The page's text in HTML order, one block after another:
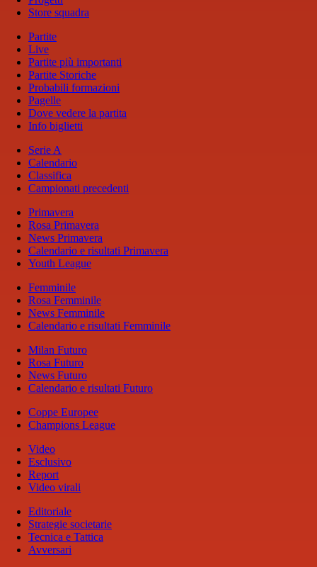
Store squadra
Partite
Live
Partite più importanti
Partite Storiche
Probabili formazioni
Pagelle
Dove vedere la partita
Info biglietti
Serie A
Calendario
Classifica
Campionati precedenti
Primavera
Rosa Primavera
News Primavera
Calendario e risultati Primavera
Youth League
Femminile
Rosa Femminile
News Femminile
Calendario e risultati Femminile
Milan Futuro
Rosa Futuro
News Futuro
Calendario e risultati Futuro
Coppe Europee
Champions League
Video
Esclusivo
Report
Video virali
Editoriale
Strategie societarie
Tecnica e Tattica
Avversari